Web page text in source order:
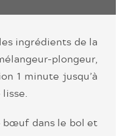
ingrédients de la
plongeur,
1 minute jusqu’à
bœuf dans le bol et